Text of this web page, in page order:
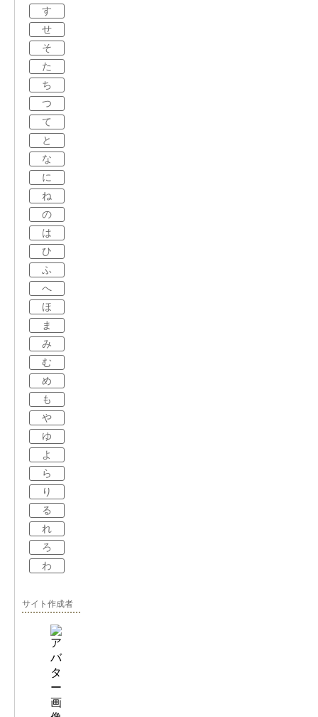
す
せ
そ
た
ち
つ
て
と
な
に
ね
の
は
ひ
ふ
へ
ほ
ま
み
む
め
も
や
ゆ
よ
ら
り
る
れ
ろ
わ
サイト作成者